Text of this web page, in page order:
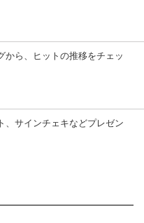
から、ヒットの推移をチェッ
、サインチェキなどプレゼン